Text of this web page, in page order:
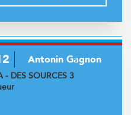
Antonin Gagnon
- DES SOURCES 3